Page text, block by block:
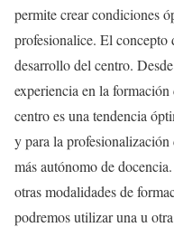
permite crear condiciones
profesionalice. El
desarrollo del centro.
experiencia en la
centro es una tendencia
y para la
más autónomo de
otras modalidades de
podremos utilizar una u